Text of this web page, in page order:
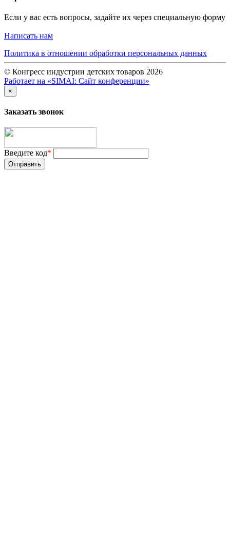
Если у вас есть вопросы, задайте их через специальную форму
Написать нам
Политика в отношении обработки персональных данных
© Конгресс индустрии детских товаров 2026
Работает на «SIMAI: Сайт конференции»
×
Заказать звонок
Введите код*
Отправить